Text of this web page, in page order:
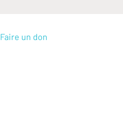
Faire un don